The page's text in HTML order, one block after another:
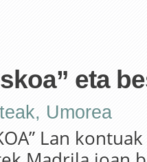
eta
, Umorea
Lan